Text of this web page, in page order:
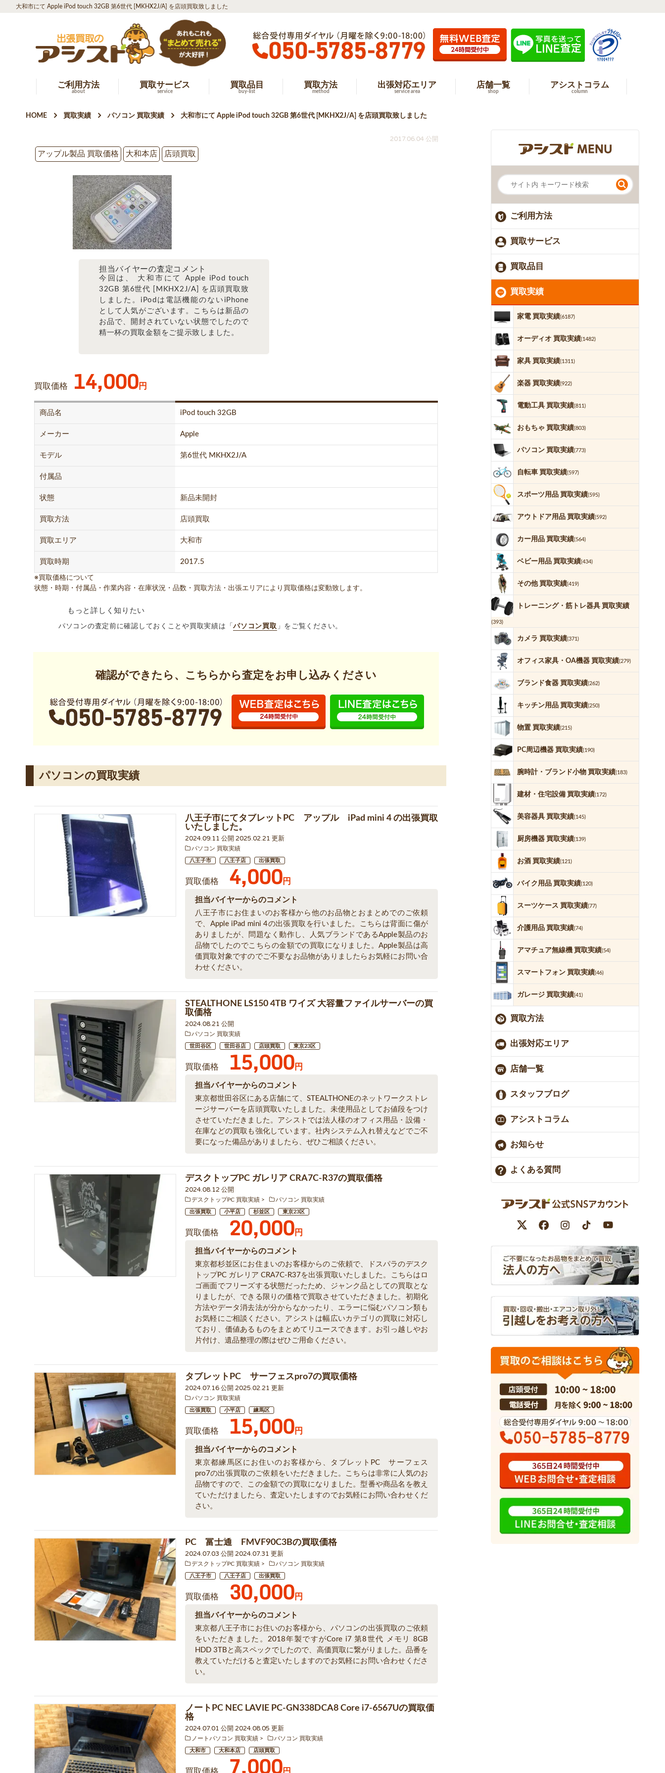
大和市にて Apple iPod touch 32GB 第6世代 [MKHX2J/A] を店頭買取致しました
ご利用方法
about
買取サービス
service
買取品目
buy-list
買取方法
method
出張対応エリア
service area
店舗一覧
shop
アシストコラム
column
HOME 買取実績 パソコン 買取実績 大和市にて Apple iPod touch 32GB 第6世代 [MKHX2J/A] を店頭買取致しました
2017.06.04 公開
アップル製品 買取価格
大和本店 店頭買取
担当バイヤーの査定コメント
今回は、 大和市にて Apple iPod touch
32GB 第6世代 [MKHX2J/A] を店頭買取致
しました。iPodは電話機能のないiPhone
として人気がございます。こちらは新品の
お品で、開封されていない状態でしたので
精一杯の買取金額をご提示致しました。
買取価格 14,000円
商品名 iPod touch 32GB
メーカー Apple
モデル 第6世代 MKHX2J/A
付属品
状態 新品未開封
買取方法 店頭買取
買取エリア 大和市
買取時期 2017.5
※買取価格について
状態・時期・付属品・作業内容・在庫状況・品数・買取方法・出張エリアにより買取価格は変動致します。
もっと詳しく知りたい
パソコンの査定前に確認しておくことや買取実績は「パソコン買取 」をご覧ください。
確認ができたら、こちらから査定をお申し込みください
パソコンの買取実績
八王子市にてタブレットPC アップル iPad mini 4 の出張買取
いたしました。
2024.09.11 公開 2025.02.21 更新
パソコン 買取実績
八王子市 八王子店 出張買取
買取価格 4,000円
担当バイヤーからのコメント
八王子市にお住まいのお客様から他のお品物とおまとめでのご依頼
で、Apple iPad mini 4の出張買取を行いました。こちらは背面に傷が
ありましたが、問題なく動作し、人気ブランドであるApple製品のお
品物でしたのでこちらの金額での買取になりました。Apple製品は高
価買取対象ですのでご不要なお品物がありましたらお気軽にお問い合
わせください。
STEALTHONE LS150 4TB ワイズ 大容量ファイルサーバーの買
取価格
2024.08.21 公開
パソコン 買取実績
世田谷区 世田谷店 店頭買取 東京23区
買取価格 15,000円
担当バイヤーからのコメント
東京都世田谷区にある店舗にて、STEALTHONEのネットワークストレ
ージサーバーを店頭買取いたしました。未使用品としてお値段をつけ
させていただきました。アシストでは法人様のオフィス用品・設備・
在庫などの買取も強化しています。社内システム入れ替えなどでご不
要になった備品がありましたら、ぜひご相談ください。
デスクトップPC ガレリア CRA7C-R37の買取価格
2024.08.12 公開
デスクトップPC 買取実績 パソコン 買取実績
出張買取 小平店 杉並区 東京23区
買取価格 20,000円
担当バイヤーからのコメント
東京都杉並区にお住まいのお客様からのご依頼で、ドスパラのデスク
トップPC ガレリア CRA7C-R37を出張買取いたしました。こちらはロ
ゴ画面でフリーズする状態だったため、ジャンク品としての買取とな
りましたが、できる限りの価格で買取させていただきました。初期化
方法やデータ消去法が分からなかったり、エラーに悩むパソコン類も
お気軽にご相談ください。アシストは幅広いカテゴリの買取に対応し
ており、価値あるものをまとめてリユースできます。お引っ越しやお
片付け、遺品整理の際はぜひご用命ください。
タブレットPC サーフェスpro7の買取価格
2024.07.16 公開 2025.02.21 更新
パソコン 買取実績
出張買取 小平店 練馬区
買取価格 15,000円
担当バイヤーからのコメント
東京都練馬区にお住いのお客様から、タブレットPC サーフェス
pro7の出張買取のご依頼をいただきました。こちらは非常に人気のお
品物ですので、この金額での買取になりました。型番や商品名を教え
ていただけましたら、査定いたしますのでお気軽にお問い合わせくだ
さい。
PC 富士通 FMVF90C3Bの買取価格
2024.07.03 公開 2024.07.31 更新
デスクトップPC 買取実績 パソコン 買取実績
八王子市 八王子店 出張買取
買取価格 30,000円
担当バイヤーからのコメント
東京都八王子市にお住いのお客様から、パソコンの出張買取のご依頼
をいただきました。2018年製ですがCore i7 第8世代 メモリ 8GB
HDD 3TBと高スペックでしたので、高価買取に繋がりました。品番を
教えていただけると査定いたしますのでお気軽にお問い合わせくださ
い。
ノートPC NEC LAVIE PC-GN338DCA8 Core i7-6567Uの買取価
格
2024.07.01 公開 2024.08.05 更新
ノートパソコン 買取実績 パソコン 買取実績
大和市 大和本店 店頭買取
買取価格 7,000円
ご利用方法
買取サービス
買取品目
買取実績
家電 買取実績(6187)
オーディオ 買取実績(1482)
家具 買取実績(1311)
楽器 買取実績(922)
電動工具 買取実績(811)
おもちゃ 買取実績(803)
パソコン 買取実績(773)
自転車 買取実績(597)
スポーツ用品 買取実績(595)
アウトドア用品 買取実績(592)
カー用品 買取実績(564)
ベビー用品 買取実績(434)
その他 買取実績(419)
トレーニング・筋トレ器具 買取実績
(393)
カメラ 買取実績(371)
オフィス家具・OA機器 買取実績(279)
ブランド食器 買取実績(262)
キッチン用品 買取実績(250)
物置 買取実績(215)
PC周辺機器 買取実績(190)
腕時計・ブランド小物 買取実績(183)
建材・住宅設備 買取実績(172)
美容器具 買取実績(145)
厨房機器 買取実績(139)
お酒 買取実績(121)
バイク用品 買取実績(120)
スーツケース 買取実績(77)
介護用品 買取実績(74)
アマチュア無線機 買取実績(54)
スマートフォン 買取実績(46)
ガレージ 買取実績(41)
買取方法
出張対応エリア
店舗一覧
スタッフブログ
アシストコラム
お知らせ
よくある質問